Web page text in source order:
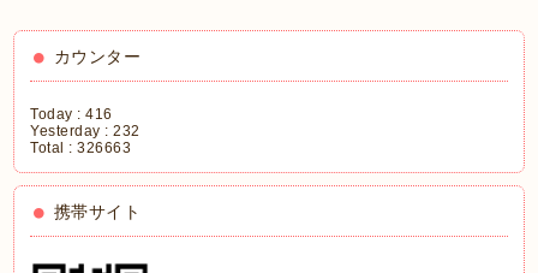
カウンター
Today :416
Yesterday :232
Total :326663
携帯サイト